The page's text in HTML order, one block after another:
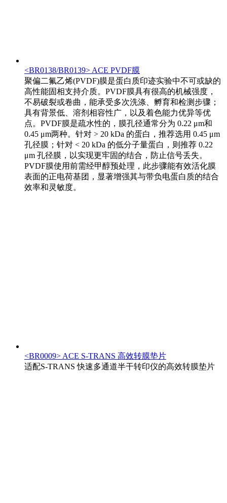
<BR0138/BR0139> ACE PVDF膜
聚偏二氟乙烯(PVDF)膜是蛋白质印迹实验中不可或缺的
高性能固相支持介质。PVDF膜具有很高的机械强度，
不易破裂或卷曲，能承受多次洗涤、孵育和检测步骤；
具有背景低、溶剂相容性广，以及着色能力优异等优
点。PVDF膜是疏水性的，膜孔径通常分为 0.22 μm和
0.45 μm两种。针对 > 20 kDa 的蛋白，推荐选用 0.45 μm
孔径膜；针对 < 20 kDa 的低分子量蛋白，则推荐 0.22
μm 孔径膜，以实现更牢固的结合，防止信号丢失。
PVDF膜使用前需经甲醇预处理，此步骤能有效活化膜
表面的正电荷基团，显著增强其与带负电蛋白质的结合
效率和灵敏度。
<BR0009> ACE S-TRANS 高效转膜垫片
适配S-TRANS 快速多通道半干转印仪的高效转膜垫片